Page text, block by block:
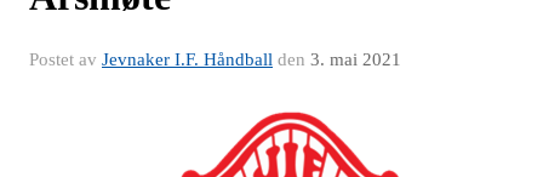
Postet av Jevnaker I.F. Håndball den 3. mai 2021